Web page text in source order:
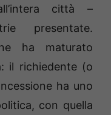
città –
presentate.
ha maturato
il richiedente (o
ha uno
con quella